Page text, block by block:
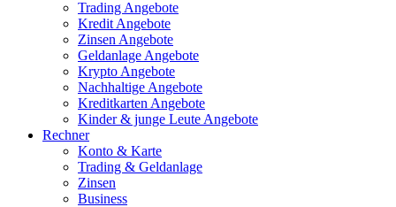
Trading Angebote
Kredit Angebote
Zinsen Angebote
Geldanlage Angebote
Krypto Angebote
Nachhaltige Angebote
Kreditkarten Angebote
Kinder & junge Leute Angebote
Rechner
Konto & Karte
Trading & Geldanlage
Zinsen
Business